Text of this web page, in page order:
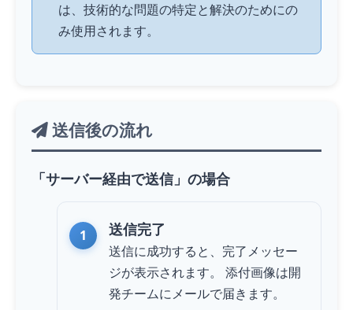
は、技術的な問題の特定と解決のためにの
み使用されます。
送信後の流れ
「サーバー経由で送信」の場合
送信完了
送信に成功すると、完了メッセー
ジが表示されます。 添付画像は開
発チームにメールで届きます。